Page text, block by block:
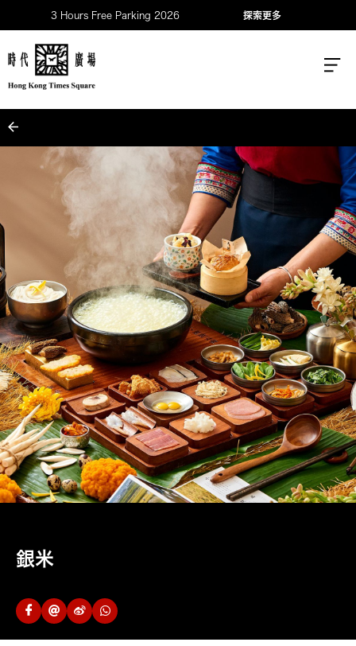
3 Hours Free Parking 2026 探索更多
銀米